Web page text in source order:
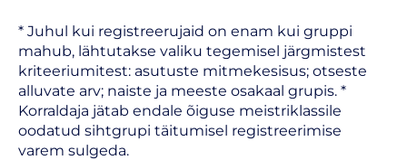
* Juhul kui registreerujaid on enam kui gruppi
mahub, lähtutakse valiku tegemisel järgmistest
kriteeriumitest: asutuste mitmekesisus; otseste
alluvate arv; naiste ja meeste osakaal grupis. *
Korraldaja jätab endale õiguse meistriklassile
oodatud sihtgrupi täitumisel registreerimise
varem sulgeda.